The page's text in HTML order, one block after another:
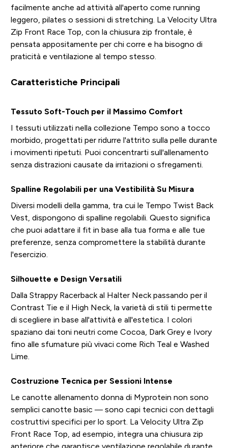
facilmente anche ad attività all'aperto come running
leggero, pilates o sessioni di stretching. La Velocity Ultra
Zip Front Race Top, con la chiusura zip frontale, è
pensata appositamente per chi corre e ha bisogno di
praticità e ventilazione al tempo stesso.
Caratteristiche Principali
Tessuto Soft-Touch per il Massimo Comfort
I tessuti utilizzati nella collezione Tempo sono a tocco
morbido, progettati per ridurre l'attrito sulla pelle durante
i movimenti ripetuti. Puoi concentrarti sull'allenamento
senza distrazioni causate da irritazioni o sfregamenti.
Spalline Regolabili per una Vestibilità Su Misura
Diversi modelli della gamma, tra cui le Tempo Twist Back
Vest, dispongono di spalline regolabili. Questo significa
che puoi adattare il fit in base alla tua forma e alle tue
preferenze, senza compromettere la stabilità durante
l'esercizio.
Silhouette e Design Versatili
Dalla Strappy Racerback al Halter Neck passando per il
Contrast Tie e il High Neck, la varietà di stili ti permette
di scegliere in base all'attività e all'estetica. I colori
spaziano dai toni neutri come Cocoa, Dark Grey e Ivory
fino alle sfumature più vivaci come Rich Teal e Washed
Lime.
Costruzione Tecnica per Sessioni Intense
Le canotte allenamento donna di Myprotein non sono
semplici canotte basic — sono capi tecnici con dettagli
costruttivi specifici per lo sport. La Velocity Ultra Zip
Front Race Top, ad esempio, integra una chiusura zip
anteriore che garantisce ventilazione regolabile durante